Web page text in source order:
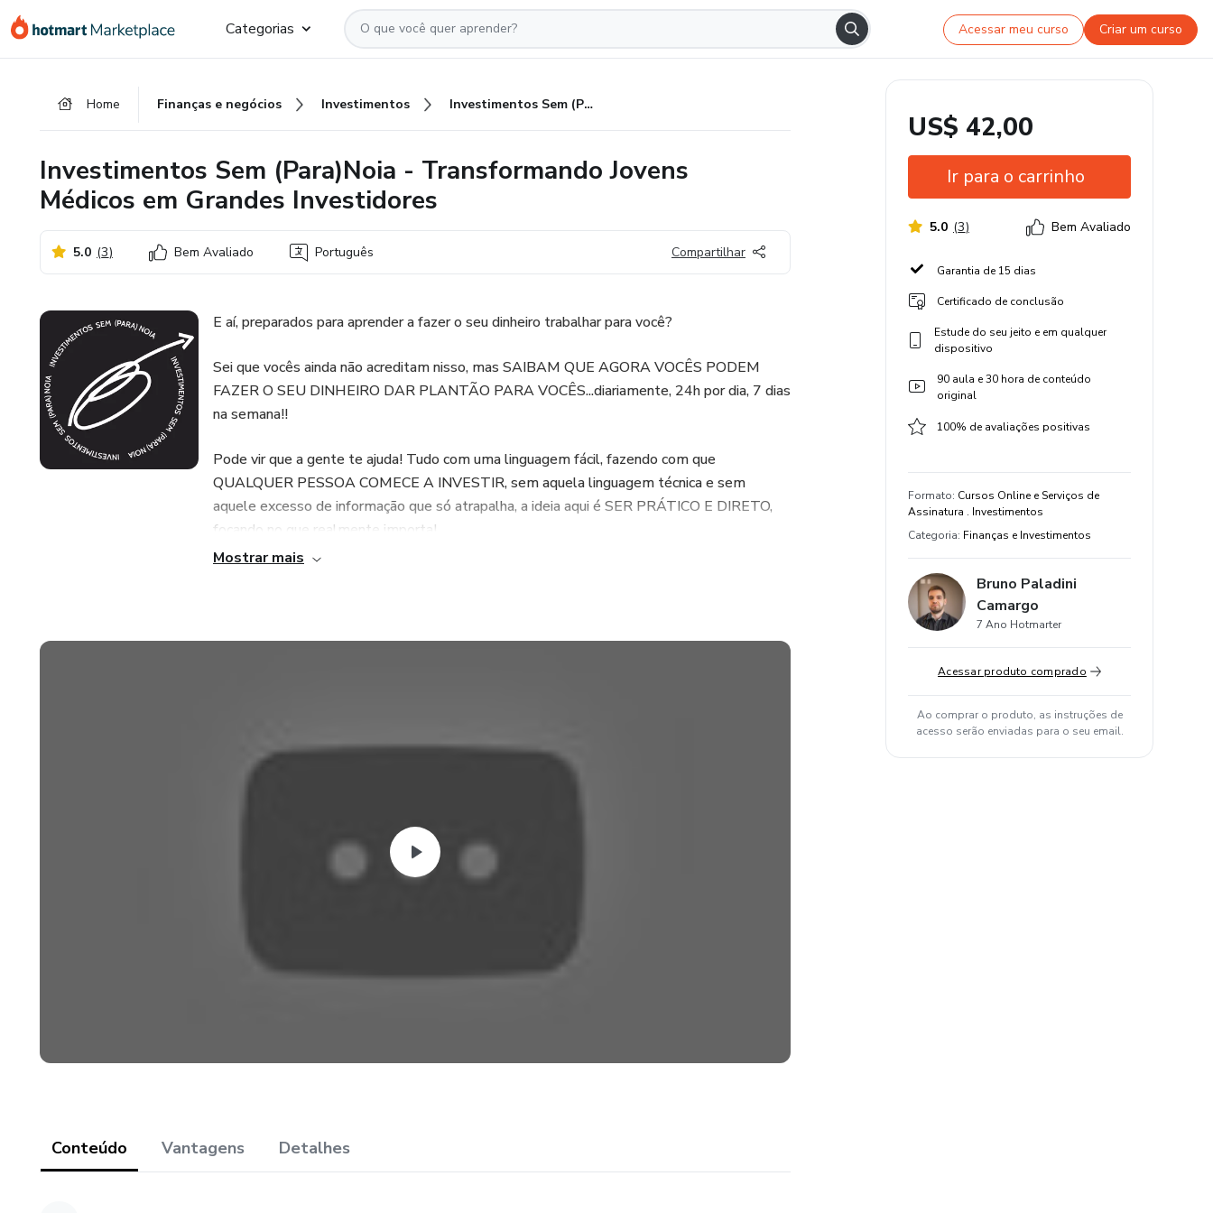
para
para
para
Categorias Acessar meu curso Criar um curso
Home Finanças e negócios Investimentos Investimentos Sem (Para)Noia - Transformando Jovens Médicos em Grandes Investidores
Investimentos Sem (Para)Noia - Transformando Jovens
Médicos em Grandes Investidores
5.0 (3) Bem Avaliado Português Compartilhar
E aí, preparados para aprender a fazer o seu dinheiro trabalhar para você?
Sei que vocês ainda não acreditam nisso, mas SAIBAM QUE AGORA VOCÊS PODEM
FAZER O SEU DINHEIRO DAR PLANTÃO PARA VOCÊS...diariamente, 24h por dia, 7 dias
na semana!!
Pode vir que a gente te ajuda! Tudo com uma linguagem fácil, fazendo com que
QUALQUER PESSOA COMECE A INVESTIR, sem aquela linguagem técnica e sem
aquele excesso de informação que só atrapalha, a ideia aqui é SER PRÁTICO E DIRETO,
focando no que realmente importa!
REALIDADE MÉDICA, e vai ser um prazer ter vocês nesse barco junto comigo!!
- Módulo 1: Introdução ao Curso
Mostrar mais
Conteúdo Vantagens Detalhes
US$ 42,00
Ir para o carrinho
5.0 (3) Bem Avaliado
Garantia de 15 dias
Certificado de conclusão
Estude do seu jeito e em qualquer
dispositivo
90 aula e 30 hora de conteúdo
original
100% de avaliações positivas
Formato: Cursos Online e Serviços de
Assinatura . Investimentos
Categoria: Finanças e Investimentos
Bruno Paladini
Camargo
7 Ano Hotmarter
Acessar produto comprado
Ao comprar o produto, as instruções de
acesso serão enviadas para o seu email.